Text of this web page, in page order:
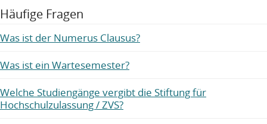
Häufige Fragen
Was ist der Numerus Clausus?
Was ist ein Wartesemester?
Welche Studiengänge vergibt die Stiftung für
Hochschulzulassung / ZVS?